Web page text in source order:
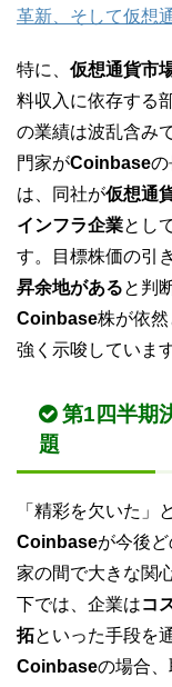
革新、そして仮想
特に、 仮想通貨市
料収入に依存する
の業績は波乱含み
門家がCoinbaseの
は、同社が仮想通
インフラ企業とし
す。目標株価の引
昇余地があると判
Coinbase株が依
強く示唆しています
第1四半期
題
「精彩を欠いた」
Coinbaseが今後
家の間で大きな関
下では、企業はコ
拓といった手段を
Coinbaseの場合、